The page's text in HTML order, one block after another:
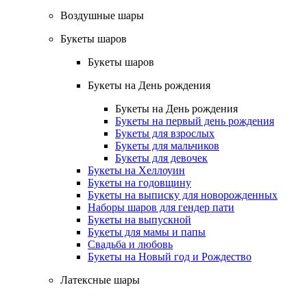
Воздушные шары
Букеты шаров
Букеты шаров
Букеты на День рождения
Букеты на День рождения
Букеты на первый день рождения
Букеты для взрослых
Букеты для мальчиков
Букеты для девочек
Букеты на Хеллоуин
Букеты на годовщину
Букеты на выписку для новорожденных
Наборы шаров для гендер пати
Букеты на выпускной
Букеты для мамы и папы
Свадьба и любовь
Букеты на Новый год и Рождество
Латексные шары